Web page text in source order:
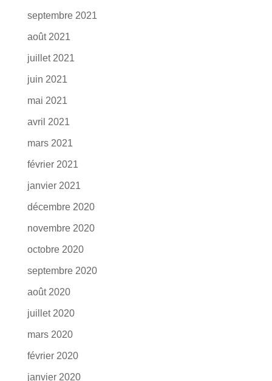
septembre 2021
août 2021
juillet 2021
juin 2021
mai 2021
avril 2021
mars 2021
février 2021
janvier 2021
décembre 2020
novembre 2020
octobre 2020
septembre 2020
août 2020
juillet 2020
mars 2020
février 2020
janvier 2020